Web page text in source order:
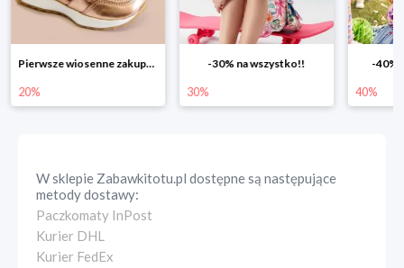
Pierwsze wiosenne zakupy -20%
20%
-30% na wszystko!!
30%
-40%
40%
W sklepie Zabawkitotu.pl dostępne są następujące
metody dostawy:
Paczkomaty InPost
Kurier DHL
Kurier FedEx